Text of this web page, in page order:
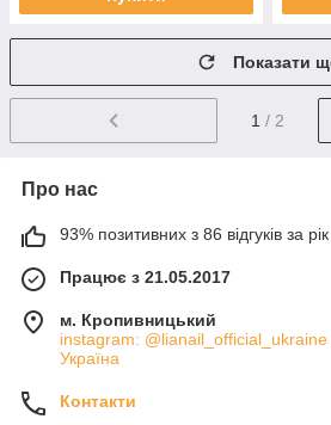
Показати
1 / 2
Про нас
93% позитивних з 86 відгуків за рік
Працює з 21.05.2017
м. Кропивницький
instagram: @lianail_official_ukraine
Україна
Контакти